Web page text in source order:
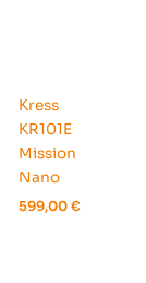
Kress
KR101E
Mission
Nano
599,00€